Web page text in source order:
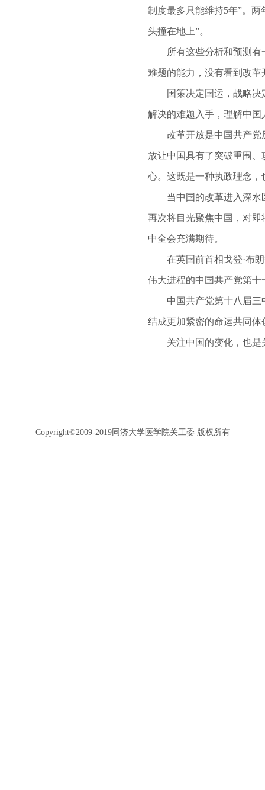
制度最多只能维持5年”。
头撞在地上”。
所有这些分析和预测有一
难题的能力，没有看到改革
国策决定国运，战略决定
解决的难题入手，理解中国
改革开放是中国共产党历
放让中国具有了突破重围
心。这既是一种执政理念
当中国的改革进入深水区
再次将目光聚焦中国，对
中全会充满期待。
在英国前首相戈登·布朗
伟大进程的中国共产党第
中国共产党第十八届三中
结成更加紧密的命运共同体
关注中国的变化，也是
Copyright©2009-2019同济大学医学院关工委 版权所有